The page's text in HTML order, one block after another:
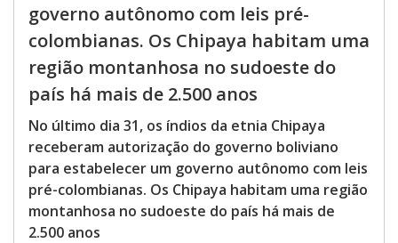
governo autônomo com leis pré-
colombianas. Os Chipaya habitam uma
região montanhosa no sudoeste do
país há mais de 2.500 anos
No último dia 31, os índios da etnia Chipaya
receberam autorização do governo boliviano
para estabelecer um governo autônomo com leis
pré-colombianas. Os Chipaya habitam uma região
montanhosa no sudoeste do país há mais de
2.500 anos